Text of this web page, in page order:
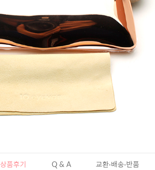
상품후기 Q & A 교환·배송·반품